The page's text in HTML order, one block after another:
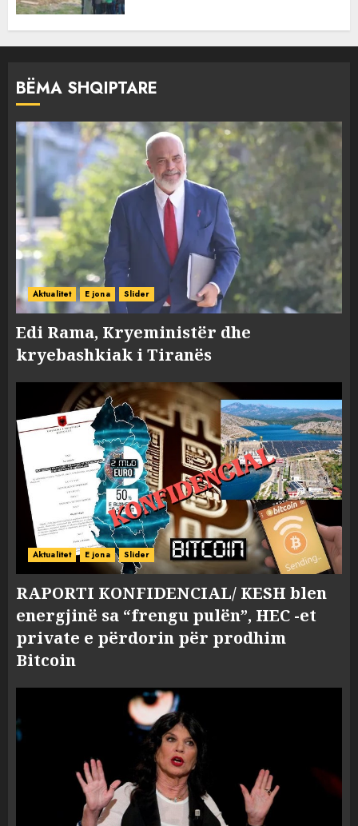
BËMA SHQIPTARE
Aktualitet E jona Slider
Edi Rama, Kryeministër dhe
kryebashkiak i Tiranës
Aktualitet E jona Slider
RAPORTI KONFIDENCIAL/ KESH blen
energjinë sa “frengu pulën”, HEC -et
private e përdorin për prodhim
Bitcoin